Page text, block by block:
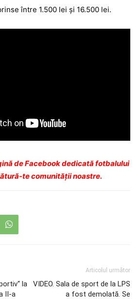
între 1.500 lei și 16.500 lei.
de Facebook dedicată fotbalului
te comunității noastre.
la
II-a
Articolul următor
VIDEO. Sala de sport de la LPS
a fost demolată. Se